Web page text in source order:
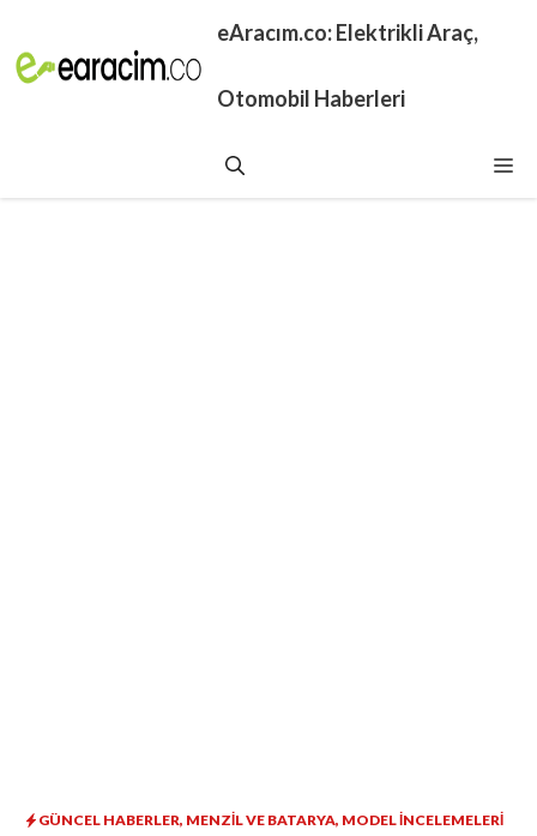
eAracım.co: Elektrikli Araç,
Otomobil Haberleri
GÜNCEL HABERLER, MENZIL VE BATARYA, MODEL İNCELEMELERI